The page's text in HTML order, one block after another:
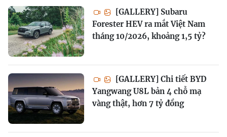
[GALLERY] Subaru
Forester HEV ra mắt Việt Nam
tháng 10/2026, khoảng 1,5 tỷ?
[GALLERY] Chi tiết BYD
Yangwang U8L bản 4 chỗ mạ
vàng thật, hơn 7 tỷ đồng